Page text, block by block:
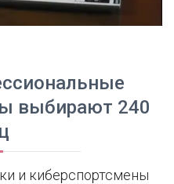
выбирают 240
и киберспортсмены